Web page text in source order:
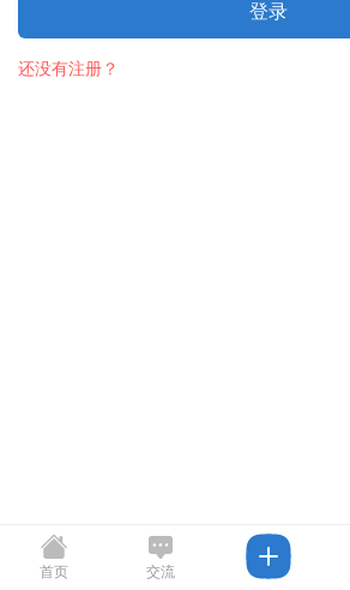
登录
还没有注册？
首页 交流